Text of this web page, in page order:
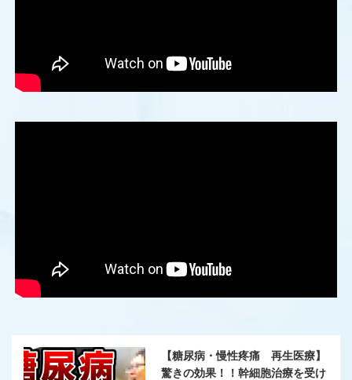
【糖尿病・慢性疼痛 再生医療】
驚きの効果！！幹細胞治療を受け